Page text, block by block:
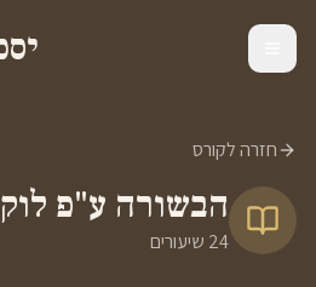
חזרה לקורס
הבשורה ע"פ
24 שיעורים